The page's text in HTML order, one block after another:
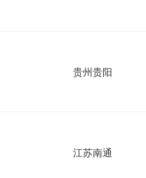
贵州贵阳
江苏南通